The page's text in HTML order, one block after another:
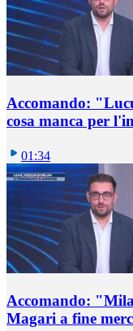
Accomando:
cosa manca per
01:34
Accomando:
Magari a fine